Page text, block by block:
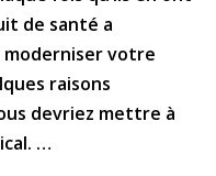
de santé a
moderniser votre
raisons
devriez mettre à
…